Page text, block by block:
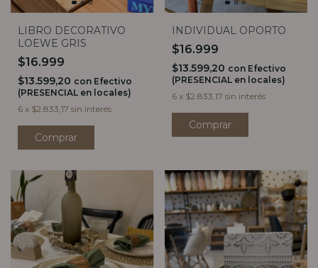
LIBRO DECORATIVO
LOEWE GRIS
$16.999
$13.599,20 con Efectivo
(PRESENCIAL en locales)
6 x $2.833,17 sin interés
INDIVIDUAL OPORTO
$16.999
$13.599,20 con Efectivo
(PRESENCIAL en locales)
6 x $2.833,17 sin interés